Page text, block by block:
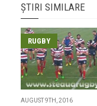
ȘTIRI SIMILARE
RUGBY
AUGUST 9TH, 2016